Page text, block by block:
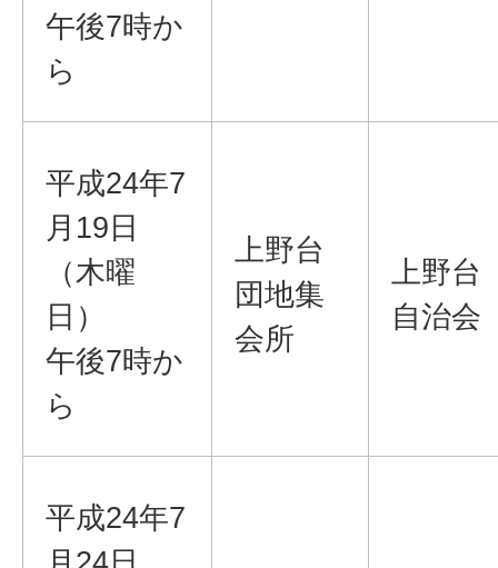
午後7時か
ら
平成24年7
月19日
（木曜
日）
午後7時か
ら
上野台
団地集
会所
上野台
自治会
平成24年7